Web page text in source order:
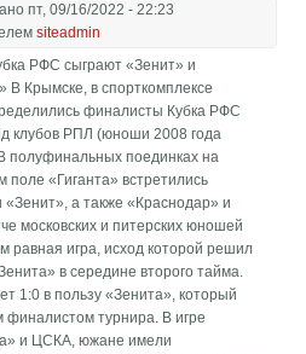
пт, 09/16/2022 - 22:23
siteadmin
РФС сыграют «Зенит» и
В Крымске, в спорткомплексе
финалисты Кубка РФС
клубов РПЛ (юноши 2008 года
полуфинальных поединках на
поле «Гиганта» встретились
«Зенит», а также «Краснодар» и
московских и питерских юношей
равная игра, исход которой решил
в середине второго тайма.
1:0 в пользу «Зенита», который
финалистом турнира. В игре
и ЦСКА, южане имели